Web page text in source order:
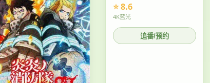
⭐ 8.6
4K蓝光
追番/预约